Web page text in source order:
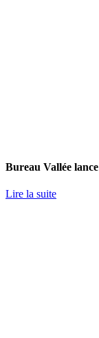
Bureau Vallée
Lire la suite